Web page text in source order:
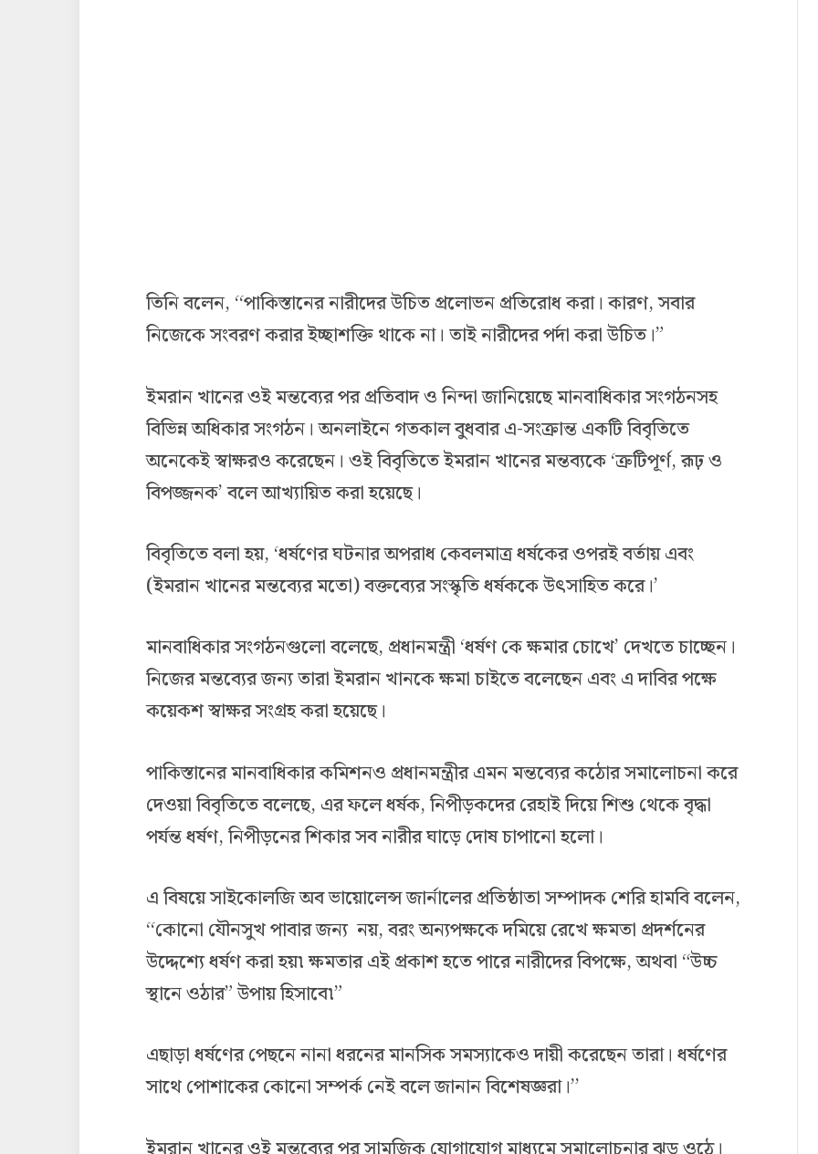
তিনি বলেন, ‘‘পাকিস্তানের নারীদের উচিত প্রলোভন প্রতিরোধ করা। কারণ, সবার
নিজেকে সংবরণ করার ইচ্ছাশক্তি ‍থাকে না। তাই নারীদের পর্দা করা উচিত।”
ইমরান খানের ওই মন্তব্যের পর প্রতিবাদ ও নিন্দা জানিয়েছে মানবাধিকার সংগঠনসহ
বিভিন্ন অধিকার সংগঠন। অনলাইনে গতকাল বুধবার এ-সংক্রান্ত একটি বিবৃতিতে
অনেকেই স্বাক্ষরও করেছেন। ওই বিবৃতিতে ইমরান খানের মন্তব্যকে ‘ত্রুটিপূর্ণ, রূঢ় ও
বিপজ্জনক’ বলে আখ্যায়িত করা হয়েছে।
বিবৃতিতে বলা হয়, ‘ধর্ষণের ঘটনার অপরাধ কেবলমাত্র ধর্ষকের ওপরই বর্তায় এবং
(ইমরান খানের মন্তব্যের মতো) বক্তব্যের সংস্কৃতি ধর্ষককে উৎসাহিত করে।’
মানবাধিকার সংগঠনগুলো বলেছে, প্রধানমন্ত্রী ‘ধর্ষণ কে ক্ষমার চোখে’ দেখতে চাচ্ছেন।
নিজের মন্তব্যের জন্য তারা ইমরান খানকে ক্ষমা চাইতে বলেছেন এবং এ দাবির পক্ষে
কয়েকশ স্বাক্ষর সংগ্রহ করা হয়েছে।
পাকিস্তানের মানবাধিকার কমিশনও প্রধানমন্ত্রীর এমন মন্তব্যের কঠোর সমালোচনা করে
দেওয়া বিবৃতিতে বলেছে, এর ফলে ধর্ষক, নিপীড়কদের রেহাই দিয়ে শিশু থেকে বৃদ্ধা
পর্যন্ত ধর্ষণ, নিপীড়নের শিকার সব নারীর ঘাড়ে দোষ চাপানো হলো।
এ বিষয়ে সাইকোলজি অব ভায়োলেন্স জার্নালের প্রতিষ্ঠাতা সম্পাদক শেরি হামবি বলেন,
‘‘কোনো যৌনসুখ পাবার জন্য নয়, বরং অন্যপক্ষকে দমিয়ে রেখে ক্ষমতা প্রদর্শনের
উদ্দেশ্যে ধর্ষণ করা হয়৷ ক্ষমতার এই প্রকাশ হতে পারে নারীদের বিপক্ষে, অথবা “উচ্চ
স্থানে ওঠার” উপায় হিসাবে৷”
এছাড়া ধর্ষণের পেছনে নানা ধরনের মানসিক সমস্যাকেও দায়ী করেছেন তারা। ধর্ষণের
সাথে পোশাকের কোনো সম্পর্ক নেই বলে জানান বিশেষজ্ঞরা।’’